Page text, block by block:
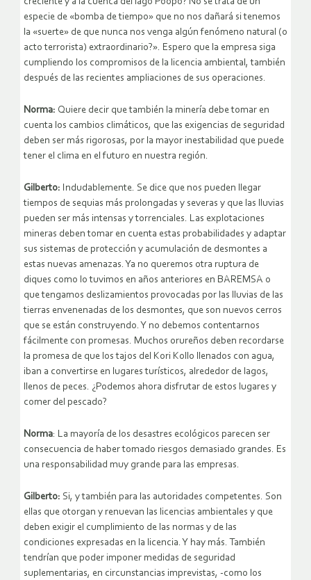
especie de «bomba de tiempo» que no nos dañará si tenemos
la «suerte» de que nunca nos venga algún fenómeno natural (o
acto terrorista) extraordinario?». Espero que la empresa siga
cumpliendo los compromisos de la licencia ambiental, también
después de las recientes ampliaciones de sus operaciones.
Norma: Quiere decir que también la minería debe tomar en
cuenta los cambios climáticos, que las exigencias de seguridad
deben ser más rigorosas, por la mayor inestabilidad que puede
tener el clima en el futuro en nuestra región.
Gilberto: Indudablemente. Se dice que nos pueden llegar
tiempos de sequias más prolongadas y severas y que las lluvias
pueden ser más intensas y torrenciales. Las explotaciones
mineras deben tomar en cuenta estas probabilidades y adaptar
sus sistemas de protección y acumulación de desmontes a
estas nuevas amenazas. Ya no queremos otra ruptura de
diques como lo tuvimos en años anteriores en BAREMSA o
que tengamos deslizamientos provocadas por las lluvias de las
tierras envenenadas de los desmontes, que son nuevos cerros
que se están construyendo. Y no debemos contentarnos
fácilmente con promesas. Muchos orureños deben recordarse
la promesa de que los tajos del Kori Kollo llenados con agua,
iban a convertirse en lugares turísticos, alrededor de lagos,
llenos de peces. ¿Podemos ahora disfrutar de estos lugares y
comer del pescado?
Norma: La mayoría de los desastres ecológicos parecen ser
consecuencia de haber tomado riesgos demasiado grandes. Es
una responsabilidad muy grande para las empresas.
Gilberto: Si, y también para las autoridades competentes. Son
ellas que otorgan y renuevan las licencias ambientales y que
deben exigir el cumplimiento de las normas y de las
condiciones expresadas en la licencia. Y hay más. También
tendrían que poder imponer medidas de seguridad
suplementarias, en circunstancias imprevistas, -como los